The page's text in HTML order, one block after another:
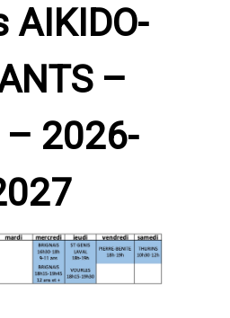
AIKIDO-
–
– 2026-